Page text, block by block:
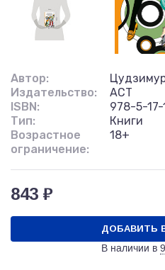
Автор:
Издательство:
АСТ
ISBN:
978-5-
Тип:
Книги
Возрастное
ограничение:
18+
843 ₽
ДОБАВИТЬ
В наличии в